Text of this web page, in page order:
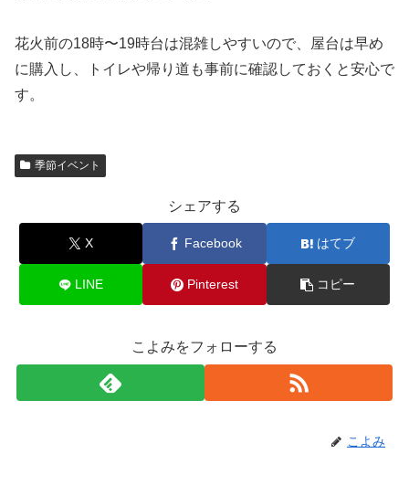
花火前の18時〜19時台は混雑しやすいので、屋台は早め
に購入し、トイレや帰り道も事前に確認しておくと安心で
す。
季節イベント
シェアする
X Facebook はてブ
LINE Pinterest コピー
こよみをフォローする
こよみ